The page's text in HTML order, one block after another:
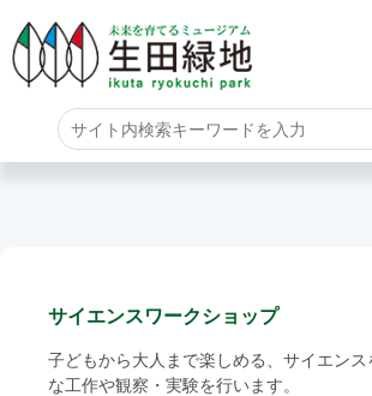
ホーム
生田緑地について
アクセス
サイエンスワークショップ
子どもから大人まで楽しめる、サイエン
な工作や観察・実験を行います。